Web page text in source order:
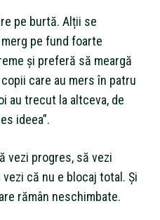
pe burtă. Alții se
pe fund foarte
și preferă să meargă
care au mers în patru
au trecut la altceva, de
ideea”.
vezi progres, să vezi
că nu e blocaj total. Și
rămân neschimbate.